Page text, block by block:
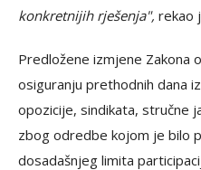
konkretnijih rješenja", rekao
Predložene izmjene Zakona
osiguranju prethodnih dana
opozicije, sindikata, stručne
zbog odredbe kojom je bilo
dosadašnjeg limita